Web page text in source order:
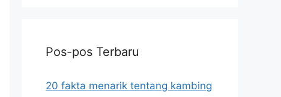
Pos-pos Terbaru
20 fakta menarik tentang kambing